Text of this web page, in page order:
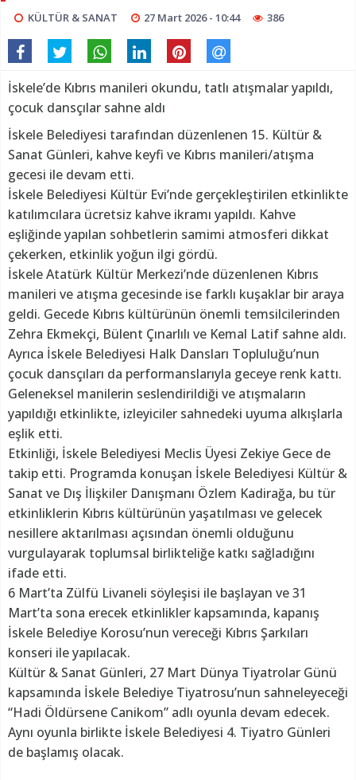
KÜLTÜR & SANAT 27 Mart 2026 - 10:44 386
İskele’de Kıbrıs manileri okundu, tatlı atışmalar yapıldı,
çocuk dansçılar sahne aldı
İskele Belediyesi tarafından düzenlenen 15. Kültür &
Sanat Günleri, kahve keyfi ve Kıbrıs manileri/atışma
gecesi ile devam etti.
İskele Belediyesi Kültür Evi’nde gerçekleştirilen etkinlikte
katılımcılara ücretsiz kahve ikramı yapıldı. Kahve
eşliğinde yapılan sohbetlerin samimi atmosferi dikkat
çekerken, etkinlik yoğun ilgi gördü.
İskele Atatürk Kültür Merkezi’nde düzenlenen Kıbrıs
manileri ve atışma gecesinde ise farklı kuşaklar bir araya
geldi. Gecede Kıbrıs kültürünün önemli temsilcilerinden
Zehra Ekmekçi, Bülent Çınarlılı ve Kemal Latif sahne aldı.
Ayrıca İskele Belediyesi Halk Dansları Topluluğu’nun
çocuk dansçıları da performanslarıyla geceye renk kattı.
Geleneksel manilerin seslendirildiği ve atışmaların
yapıldığı etkinlikte, izleyiciler sahnedeki uyuma alkışlarla
eşlik etti.
Etkinliği, İskele Belediyesi Meclis Üyesi Zekiye Gece de
takip etti. Programda konuşan İskele Belediyesi Kültür &
Sanat ve Dış İlişkiler Danışmanı Özlem Kadirağa, bu tür
etkinliklerin Kıbrıs kültürünün yaşatılması ve gelecek
nesillere aktarılması açısından önemli olduğunu
vurgulayarak toplumsal birlikteliğe katkı sağladığını
ifade etti.
6 Mart’ta Zülfü Livaneli söyleşisi ile başlayan ve 31
Mart’ta sona erecek etkinlikler kapsamında, kapanış
İskele Belediye Korosu’nun vereceği Kıbrıs Şarkıları
konseri ile yapılacak.
Kültür & Sanat Günleri, 27 Mart Dünya Tiyatrolar Günü
kapsamında İskele Belediye Tiyatrosu’nun sahneleyeceği
“Hadi Öldürsene Canikom” adlı oyunla devam edecek.
Aynı oyunla birlikte İskele Belediyesi 4. Tiyatro Günleri
de başlamış olacak.